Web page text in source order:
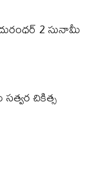
దురంధ‌ర్ 2 సునామీ
చికిత్స